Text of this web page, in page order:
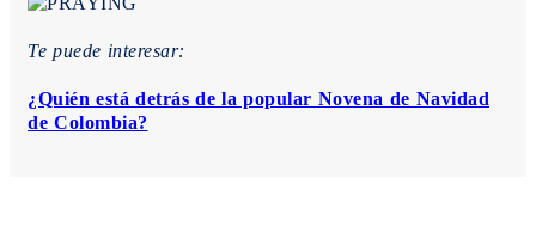
Te puede interesar:
¿Quién está detrás de la popular Novena de Navidad
de Colombia?